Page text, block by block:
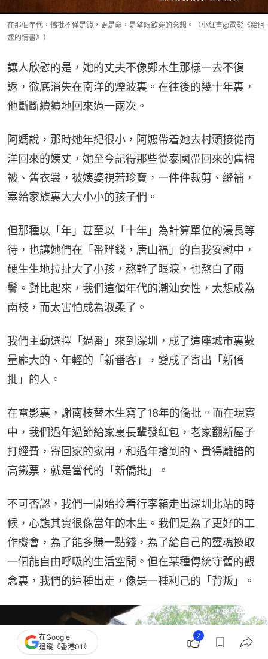
在那個年代，僑批不僅是錢，更是命，是望眼欲穿的念想。（小紅書@電影《給阿
嬤的情書》）
讓人欣慰的是，她的丈夫不像鄭木生那樣一去不復
返，徹底消失在南洋的煙波裏。在往後的幾十年裏，
他斷斷續續地回來過一兩次。
阿媽說，那時她年紀很小，阿嬤帶着她去村頭接從南
洋回來的姨丈，她至今記得那些從泰國帶回來的舊棉
被、舊衣裳，被姨婆視若珍寶，一件件裁剪、縫補，
塞給家族裏大大小小的孩子們。
但那種以「年」甚至以「十年」為計算單位的漫長等
待，也讓她們在「番畔錢，唐山福」的自我安慰中，
硬生生地拉扯大了小孩，熬幹了眼淚，也熬白了兩
鬢。對比起來，我們這個年代的潮汕女性，太想成為
南枝，而太害怕成為淑柔了。
我們主動選擇「過番」來到深圳，成了這座城市裏數
量龐大的、年輕的「新番客」，變成了寄出「新僑
批」的人。
在電影裏，謝南枝替木生寫了18年的僑批。而在現實
中，我們過年過節給家裏長輩發紅包，老家翻新屋子
打經費，寄回家的家用，和過年搶到的、貴得離譜的
高鐵票，就是當代的「新僑批」。
不可否認，我們一開始拎着行李箱走出深圳北站的時
候，心態其實很像當年的木生。我們是為了更好的工
作機會，為了能多賺一點錢，為了給自己的靈魂換取
一個能自由呼吸的生活空間。但在某種傳統守舊的觀
念裏，我們的這種出走，像是一種利己的「背叛」。
在Google
追蹤《香港01》
7